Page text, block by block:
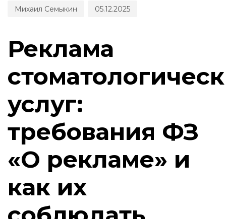
Михаил Семыкин 05.12.2025
Реклама
услуг:
требования ФЗ
«О рекламе» и
как их